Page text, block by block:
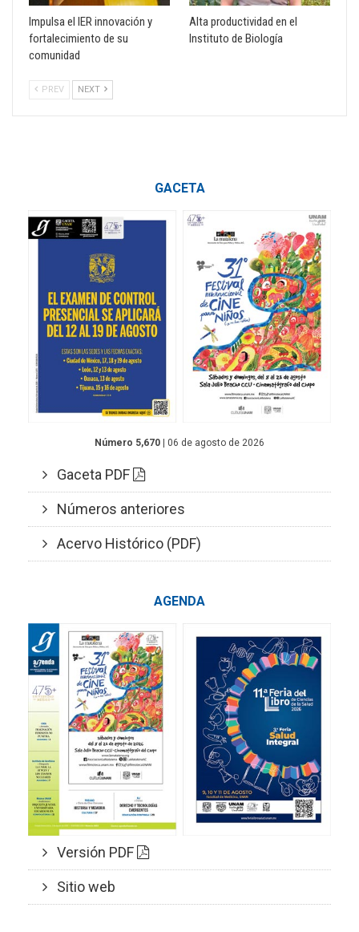
Impulsa el IER innovación y
fortalecimiento de su
comunidad
Alta productividad en el
Instituto de Biología
PREV NEXT
GACETA
Número 5,670 | 06 de agosto de 2026
Gaceta PDF
Números anteriores
Acervo Histórico (PDF)
AGENDA
Versión PDF
Sitio web